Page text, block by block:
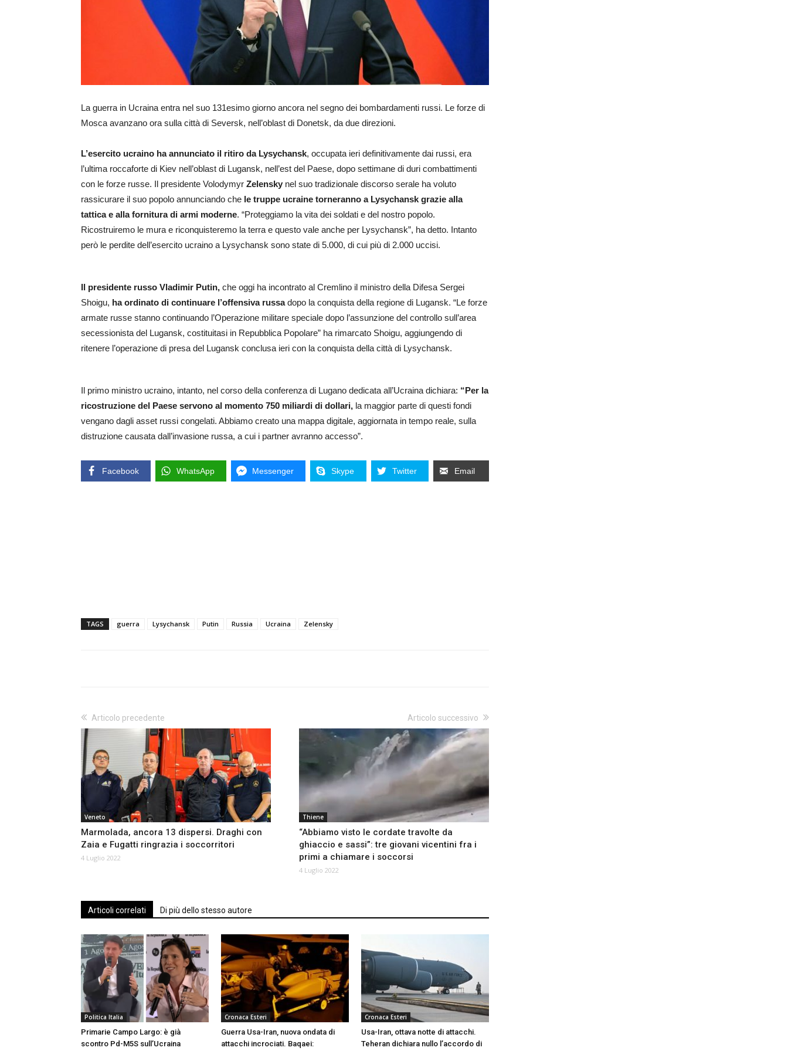
La guerra in Ucraina entra nel suo 131esimo giorno ancora nel segno dei bombardamenti russi. Le forze di
Mosca avanzano ora sulla città di Seversk, nell’oblast di Donetsk, da due direzioni.
L’esercito ucraino ha annunciato il ritiro da Lysychansk, occupata ieri definitivamente dai russi, era
l’ultima roccaforte di Kiev nell’oblast di Lugansk, nell’est del Paese, dopo settimane di duri combattimenti
con le forze russe. Il presidente Volodymyr Zelensky nel suo tradizionale discorso serale ha voluto
rassicurare il suo popolo annunciando che le truppe ucraine torneranno a Lysychansk grazie alla
tattica e alla fornitura di armi moderne. “Proteggiamo la vita dei soldati e del nostro popolo.
Ricostruiremo le mura e riconquisteremo la terra e questo vale anche per Lysychansk”, ha detto. Intanto
però le perdite dell’esercito ucraino a Lysychansk sono state di 5.000, di cui più di 2.000 uccisi.
Il presidente russo Vladimir Putin, che oggi ha incontrato al Cremlino il ministro della Difesa Sergei
Shoigu, ha ordinato di continuare l’offensiva russadopo la conquista della regione di Lugansk. “Le forze
armate russe stanno continuando l’Operazione militare speciale dopo l’assunzione del controllo sull’area
secessionista del Lugansk, costituitasi in Repubblica Popolare” ha rimarcato Shoigu, aggiungendo di
ritenere l’operazione di presa del Lugansk conclusa ieri con la conquista della città di Lysychansk.
Il primo ministro ucraino, intanto, nel corso della conferenza di Lugano dedicata all’Ucraina dichiara: “Per la
ricostruzione del Paese servono al momento 750 miliardi di dollari, la maggior parte di questi fondi
vengano dagli asset russi congelati. Abbiamo creato una mappa digitale, aggiornata in tempo reale, sulla
distruzione causata dall’invasione russa, a cui i partner avranno accesso”.
Facebook WhatsApp Messenger Skype Twitter Email
TAGS guerra Lysychansk Putin Russia Ucraina Zelensky
Articolo precedente
Veneto
Marmolada, ancora 13 dispersi. Draghi con
Zaia e Fugatti ringrazia i soccorritori
4 Luglio 2022
Articolo successivo
Thiene
“Abbiamo visto le cordate travolte da
ghiaccio e sassi”: tre giovani vicentini fra i
primi a chiamare i soccorsi
4 Luglio 2022
Articoli correlati Di più dello stesso autore
Politica Italia
Primarie Campo Largo: è già
scontro Pd-M5S sull’Ucraina
Cronaca Esteri
Guerra Usa-Iran, nuova ondata di
attacchi incrociati. Baqaei:
Cronaca Esteri
Usa-Iran, ottava notte di attacchi.
Teheran dichiara nullo l’accordo di